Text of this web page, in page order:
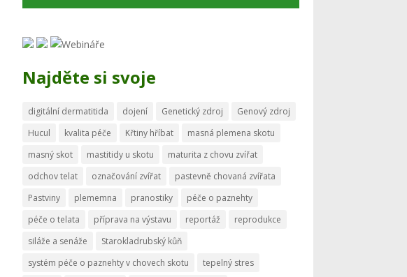
Najděte si svoje
digitální dermatitida dojení Genetický zdroj
Genový zdroj
Hucul
kvalita péče Křtiny hříbat
masná plemena skotu
masný skot
mastitidy u skotu
maturita z chovu zvířat
odchov telat
označování zvířat
pastevně chovaná zvířata
Pastviny
plememna pranostiky
péče o paznehty
péče o telata
příprava na výstavu reportáž
reprodukce
siláže a senáže
Starokladrubský kůň
systém péče o paznehty v chovech skotu
tepelný stres